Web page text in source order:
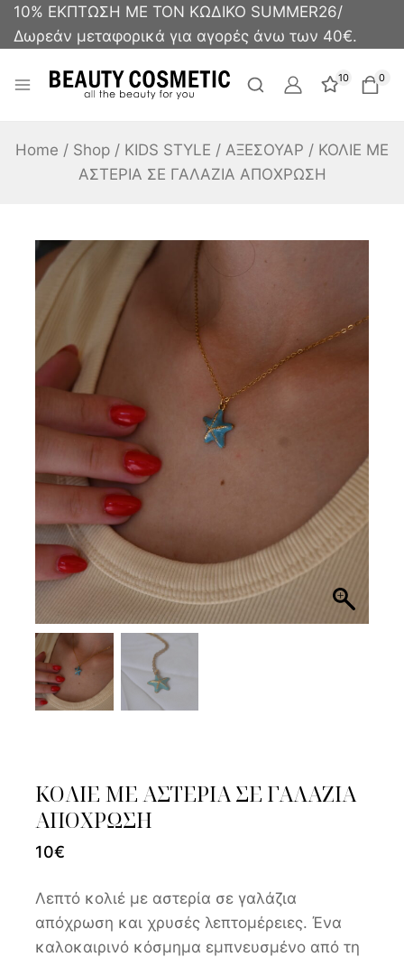
10% ΕΚΠΤΩΣΗ ΜΕ ΤΟΝ ΚΩΔΙΚΟ SUMMER26/
Δωρεάν μεταφορικά για αγορές άνω των 40€.
10 0
Home / Shop / KIDS STYLE / ΑΞΕΣΟΥΑΡ / ΚΟΛΙΕ ΜΕ
ΑΣΤΕΡΙΑ ΣΕ ΓΑΛΑΖΙΑ ΑΠΟΧΡΩΣΗ
ΚΟΛΙΕ ΜΕ ΑΣΤΕΡΙΑ ΣΕ ΓΑΛΑΖΙΑ
ΑΠΟΧΡΩΣΗ
10€
Λεπτό κολιέ με αστερία σε γαλάζια
απόχρωση και χρυσές λεπτομέρειες. Ένα
καλοκαιρινό κόσμημα εμπνευσμένο από τη